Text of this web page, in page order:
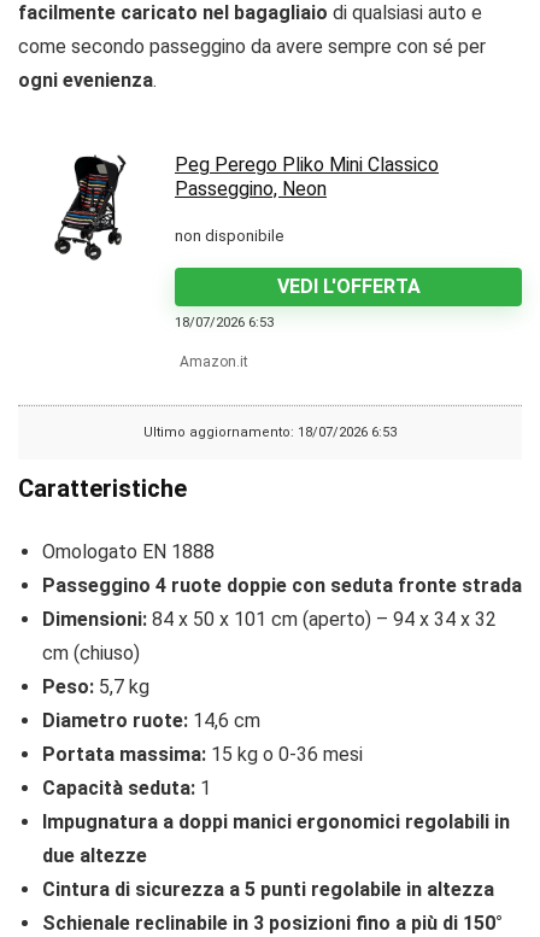
facilmente caricato nel bagagliaio di qualsiasi auto e
come secondo passeggino da avere sempre con sé per
ogni evenienza.
Peg Perego Pliko Mini Classico
Passeggino, Neon
non disponibile
VEDI L'OFFERTA
18/07/2026 6:53
Amazon.it
Ultimo aggiornamento: 18/07/2026 6:53
Caratteristiche
Omologato EN 1888
Passeggino 4 ruote doppie con seduta fronte strada
Dimensioni: 84 x 50 x 101 cm (aperto) – 94 x 34 x 32
cm (chiuso)
Peso: 5,7 kg
Diametro ruote: 14,6 cm
Portata massima: 15 kg o 0-36 mesi
Capacità seduta: 1
Impugnatura a doppi manici ergonomici regolabili in
due altezze
Cintura di sicurezza a 5 punti regolabile in altezza
Schienale reclinabile in 3 posizioni fino a più di 150°